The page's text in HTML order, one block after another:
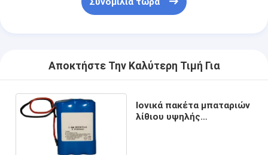
Αποκτήστε Την Καλύτερη Τιμή Για
Ιονικά πακέτα μπαταριών
λίθιου υψηλής